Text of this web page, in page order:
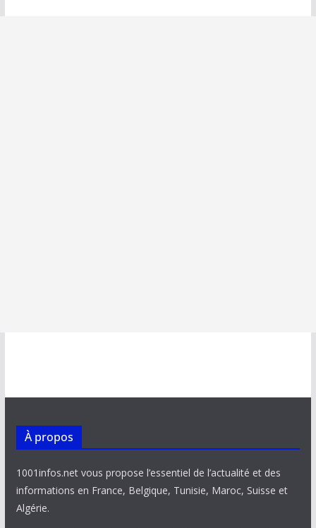
À propos
1001infos.net vous propose l’essentiel de l’actualité et des
informations en France, Belgique, Tunisie, Maroc, Suisse et
Algérie.